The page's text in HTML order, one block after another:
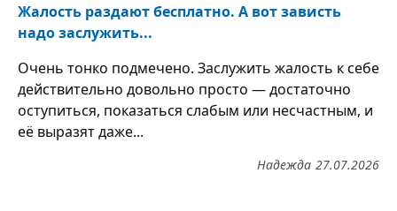
Жалость раздают бесплатно. А вот зависть
надо заслужить...
Очень тонко подмечено. Заслужить жалость к себе
действительно довольно просто — достаточно
оступиться, показаться слабым или несчастным, и
её выразят даже...
27.07.2026
Надежда